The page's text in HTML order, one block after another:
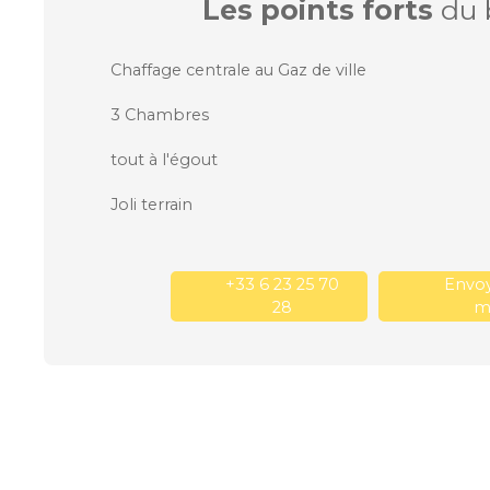
Les points forts du
Chaffage centrale au Gaz de ville
3 Chambres
tout à l'égout
Joli terrain
+33 6 23 25 70
28